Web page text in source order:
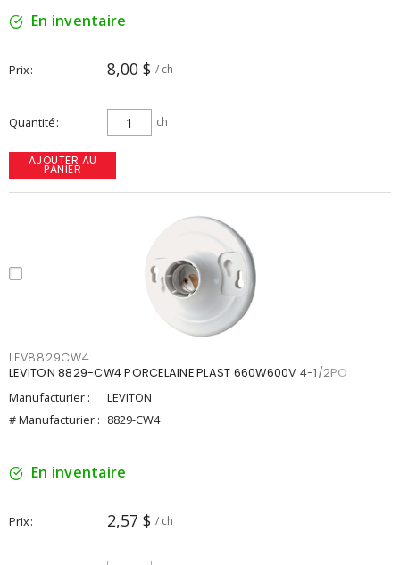
En inventaire
Prix 8,00 $ / ch
Quantité ch
AJOUTER AU
PANIER
LEV8829CW4
LEVITON 8829-CW4 PORCELAINE PLAST 660W600V 4-1/2PO
Manufacturier :
LEVITON
# Manufacturier : 8829-CW4
En inventaire
Prix 2,57 $ / ch